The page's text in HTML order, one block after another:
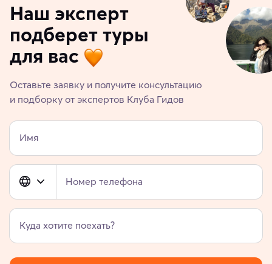
Наш эксперт
подберет туры
для вас
Оставьте заявку и получите консультацию
и подборку от экспертов Клуба Гидов
Имя
Номер телефона
Куда хотите поехать?